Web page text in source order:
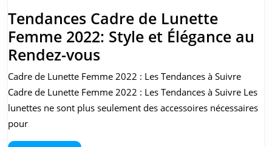
Tendances Cadre de Lunette
Femme 2022: Style et Élégance au
Rendez-vous
Cadre
de
Lunette
Cadre de Lunette Femme 2022 : Les Tendances à Suivre
Cadre de Lunette Femme 2022 : Les Tendances à Suivre Les
lunettes ne sont plus seulement des accessoires nécessaires
pour